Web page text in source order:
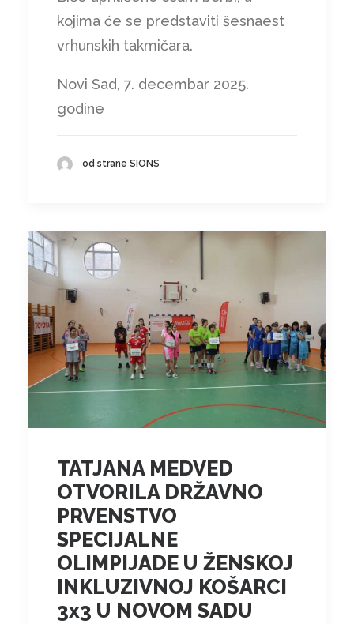
kojima će se predstaviti šesnaest
vrhunskih takmičara.
Novi Sad, 7. decembar 2025.
godine
od strane SIONS
TATJANA MEDVED
OTVORILA DRŽAVNO
PRVENSTVO
SPECIJALNE
OLIMPIJADE U ŽENSKOJ
INKLUZIVNOJ KOŠARCI
3x3 U NOVOM SADU